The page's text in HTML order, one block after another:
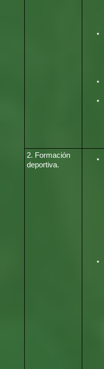
2. Formación
deportiva.